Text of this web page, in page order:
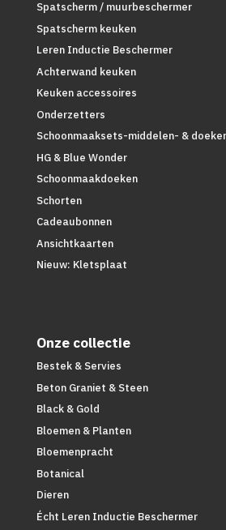
Spatscherm / muurbeschermer
Spatscherm keuken
Leren Inductie Beschermer
Achterwand keuken
Keuken accessoires
Onderzetters
Schoonmaaksets-middelen- &
HG & Blue Wonder
Schoonmaakdoeken
Schorten
Cadeaubonnen
Ansichtkaarten
Nieuw: Kletsplaat
Onze collectie
Bestek & Servies
Beton Graniet & Steen
Black & Gold
Bloemen & Planten
Bloemenpracht
Botanical
Dieren
Écht Leren Inductie Beschermer